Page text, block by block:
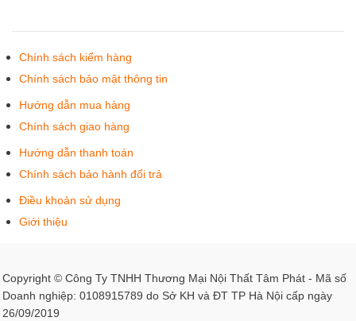
Chính sách kiểm hàng
Chính sách bảo mật thông tin
Hướng dẫn mua hàng
Chính sách giao hàng
Hướng dẫn thanh toán
Chính sách bảo hành đổi trả
Điều khoản sử dụng
Giới thiệu
Copyright © Công Ty TNHH Thương Mại Nội Thất Tâm Phát - Mã số
Doanh nghiệp: 0108915789 do Sở KH và ĐT TP Hà Nội cấp ngày
26/09/2019